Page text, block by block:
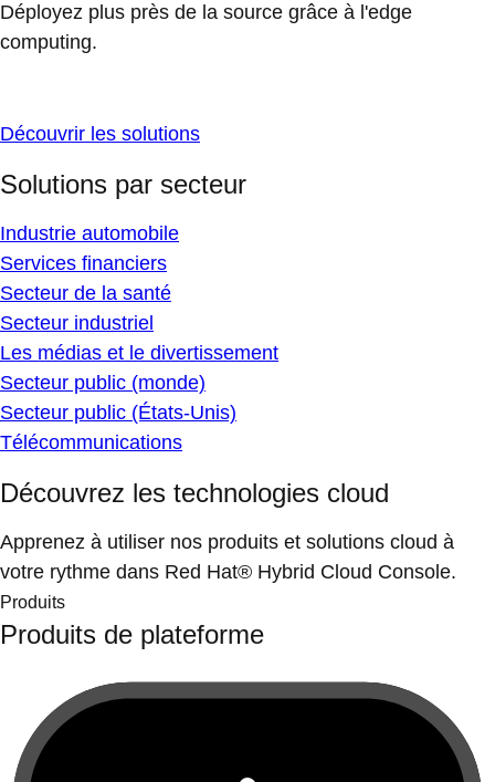
Déployez plus près de la source grâce à l'edge
computing.
Découvrir les solutions
Solutions par secteur
Industrie automobile
Services financiers
Secteur de la santé
Secteur industriel
Les médias et le divertissement
Secteur public (monde)
Secteur public (États-Unis)
Télécommunications
Découvrez les technologies cloud
Apprenez à utiliser nos produits et solutions cloud à
votre rythme dans Red Hat® Hybrid Cloud Console.
Produits
Produits de plateforme